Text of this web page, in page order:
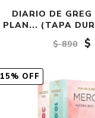
DIARIO DE
PLAN... (TAPA
$ 890
$
15% OFF